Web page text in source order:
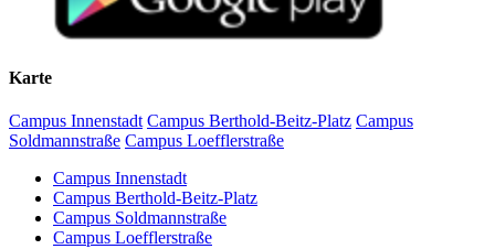
Karte
Campus Innenstadt Campus Berthold-Beitz-Platz Campus
Soldmannstraße Campus Loefflerstraße
Campus Innenstadt
Campus Berthold-Beitz-Platz
Campus Soldmannstraße
Campus Loefflerstraße